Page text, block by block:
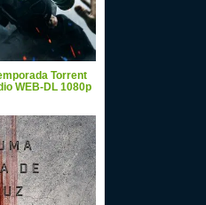
Torrent
WEB-DL 1080p